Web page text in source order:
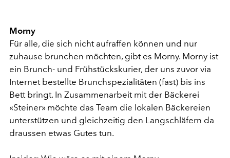
Morny
Für alle, die sich nicht aufraffen können und nur
zuhause brunchen möchten, gibt es Morny. Morny ist
ein Brunch- und Frühstückskurier, der uns zuvor via
Internet bestellte Brunchspezialitäten (fast) bis ins
Bett bringt. In Zusammenarbeit mit der Bäckerei
«Steiner» möchte das Team die lokalen Bäckereien
unterstützen und gleichzeitig den Langschläfern da
draussen etwas Gutes tun.